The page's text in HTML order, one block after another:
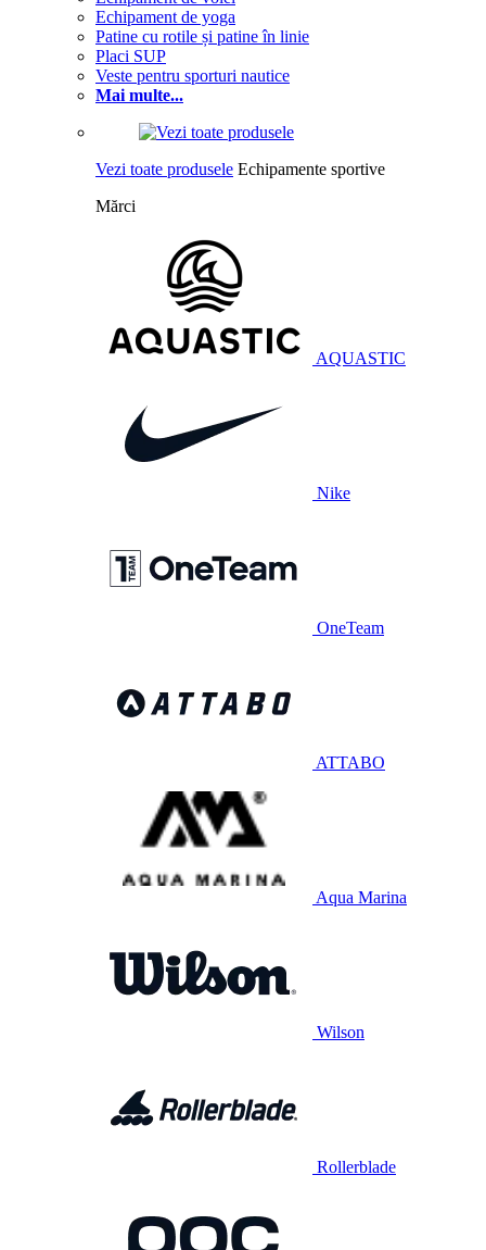
Echipament de yoga
Patine cu rotile și patine în linie
Placi SUP
Veste pentru sporturi nautice
Mai multe...
Vezi toate produsele Echipamente sportive
Mărci
AQUASTIC
Nike
OneTeam
ATTABO
Aqua Marina
Wilson
Rollerblade